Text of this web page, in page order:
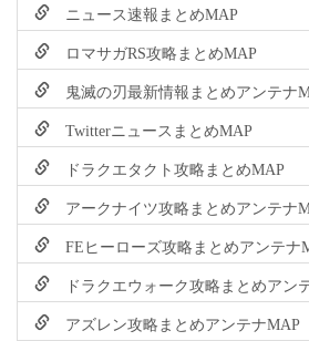
ニュース速報まとめMAP
ロマサガRS攻略まとめMAP
鬼滅の刃最新情報まとめアンテナ
TwitterニュースまとめMAP
ドラクエタクト攻略まとめMAP
アークナイツ攻略まとめアンテナ
FEヒーローズ攻略まとめアンテナ
ドラクエウォーク攻略まとめアン
アズレン攻略まとめアンテナMAP